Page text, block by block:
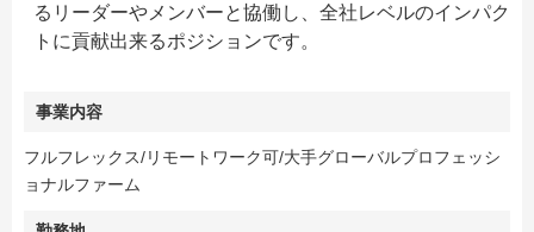
るリーダーやメンバーと協働し、全社レベルのインパク
トに貢献出来るポジションです。
事業内容
フルフレックス/リモートワーク可/大手グローバルプロフェッシ
ョナルファーム